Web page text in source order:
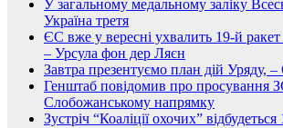
У загальному медальному заліку
Україна третя
ЄС вже у вересні ухвалить 19-й
– Урсула фон дер Ляєн
Завтра презентуємо план дій Уряду,
Генштаб повідомив про просування
Слобожанському напрямку
Зустріч “Коаліції охочих”